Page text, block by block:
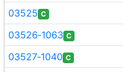
03525 C
03526‑1063 C
03527‑1040 C